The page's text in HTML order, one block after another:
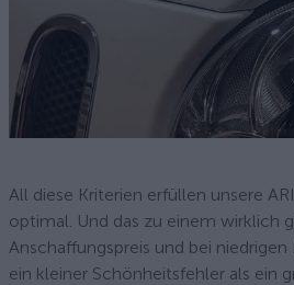
All diese Kriterien erfüllen unsere
optimal. Und das zu einem wirklich
Anschaffungspreis und bei
ein kleiner Schönheitsfehler als ein